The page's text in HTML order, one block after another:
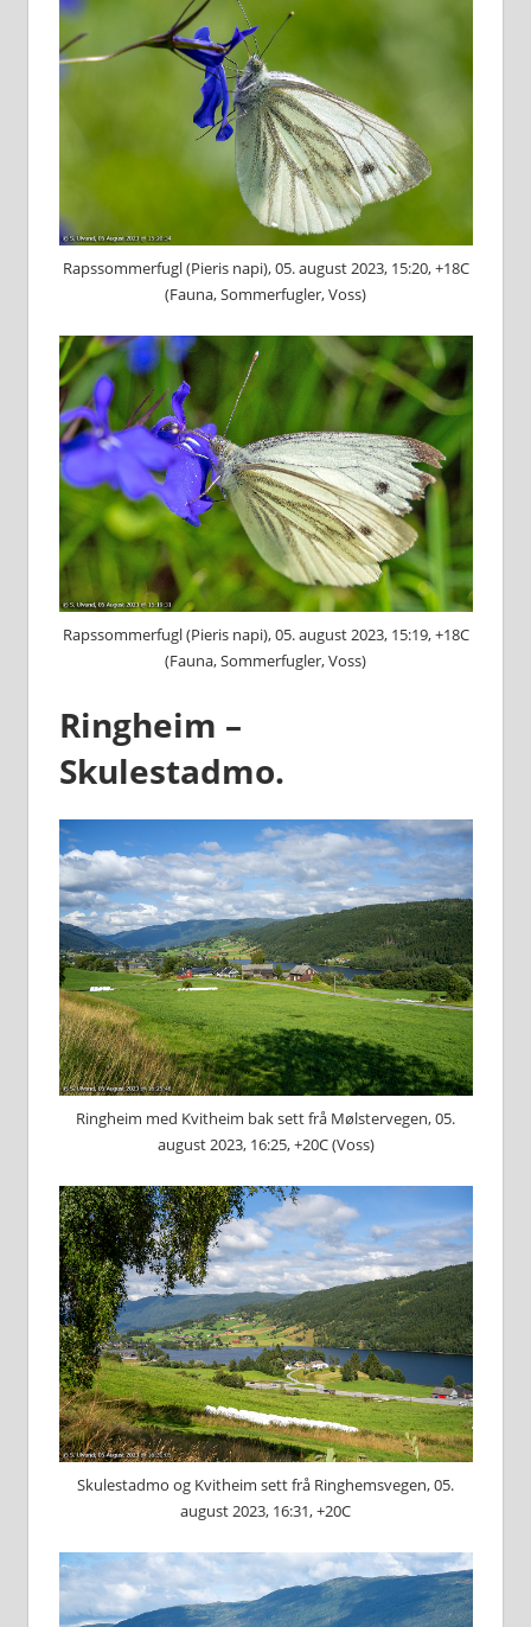
Rapssommerfugl (Pieris napi), 05. august 2023, 15:20, +18C
(Fauna, Sommerfugler, Voss)
Rapssommerfugl (Pieris napi), 05. august 2023, 15:19, +18C
(Fauna, Sommerfugler, Voss)
Ringheim –
Skulestadmo.
Ringheim med Kvitheim bak sett frå Mølstervegen, 05.
august 2023, 16:25, +20C (Voss)
Skulestadmo og Kvitheim sett frå Ringhemsvegen, 05.
august 2023, 16:31, +20C